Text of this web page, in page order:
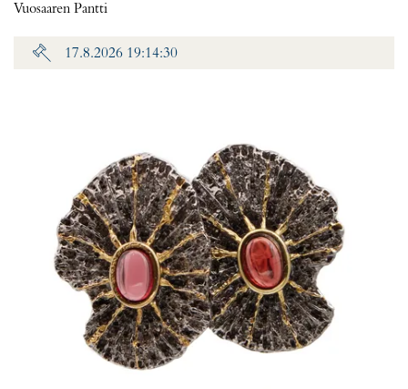
Vuosaaren Pantti
17.8.2026 19:14:30